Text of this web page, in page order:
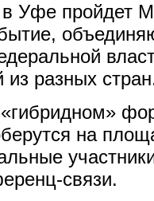
Уфе пройдет
из разных
на
связи.